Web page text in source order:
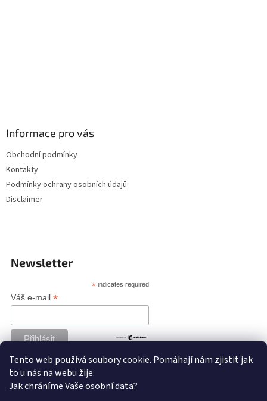
Tento web používá soubory cookie. Pomáhají nám zjistit jak
to u nás na webu žije.
Jak chráníme Vaše osobní data?
Informace pro vás
Obchodní podmínky
Kontakty
Podmínky ochrany osobních údajů
Disclaimer
Newsletter
* indicates required
Váš e-mail *